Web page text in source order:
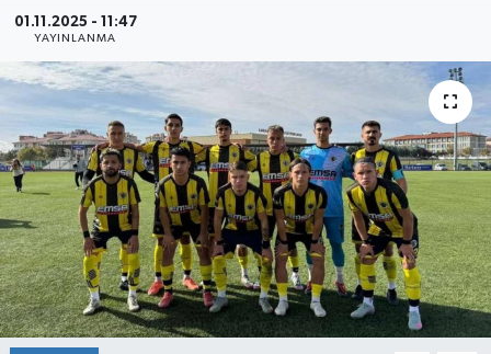
01.11.2025 - 11:47
YAYINLANMA
Resmi İlanlar
Sağlık
Siyaset
Spor
Son Dakika Haberleri
Haber Arşivi